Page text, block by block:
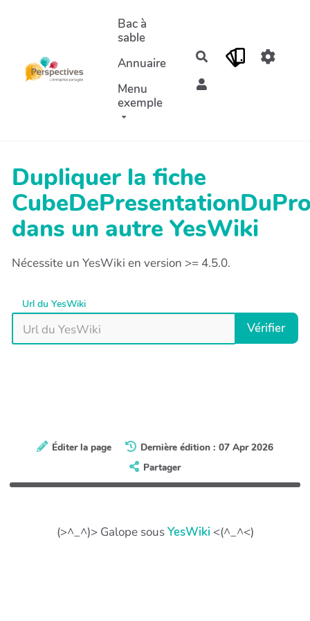
Aller au contenu principal
Bac à
sable
Annuaire
Menu
exemple
Rechercher
Dupliquer la fiche
dans un autre YesWiki
Nécessite un YesWiki en version >= 4.5.0.
Url du YesWiki
Vérifier
Éditer la page
Dernière édition : 07 Apr 2026
Partager
(>^_^)> Galope sousYesWiki <(^_^<)